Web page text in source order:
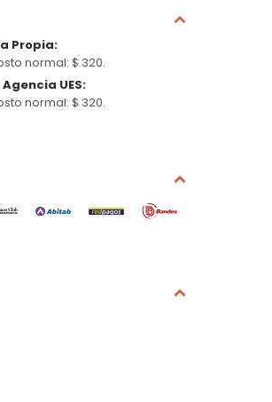
Propia:
normal: $ 320.
UES:
normal: $ 320.